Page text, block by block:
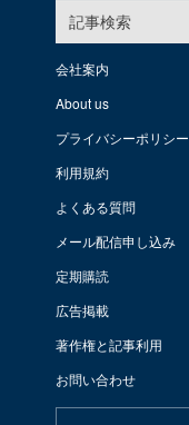
記事検索
会社案内
About us
プライバシーポリシー
利用規約
よくある質問
メール配信申し込み
定期購読
広告掲載
著作権と記事利用
お問い合わせ